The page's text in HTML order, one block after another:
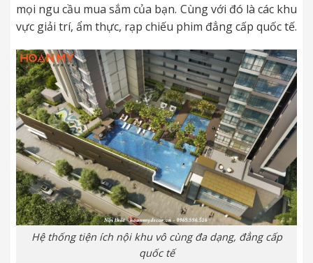
mọi ngu cầu mua sắm của bạn. Cùng với đó là các khu
vực giải trí, ẩm thực, rạp chiếu phim đẳng cấp quốc tế.
Hệ thống tiện ích nội khu vô cùng đa dạng, đẳng cấp
quốc tế